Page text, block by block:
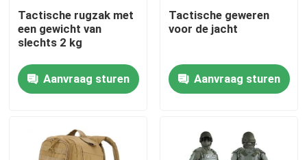
Thuis
Producten
Video's
Over ons
Tactische rugzak met
een gewicht van
slechts 2 kg
Aanvraag sturen
Tactische geweren
voor de jacht
Aanvraag sturen